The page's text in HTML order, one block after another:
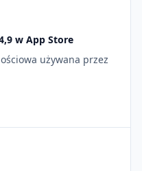
w App Store
używana przez